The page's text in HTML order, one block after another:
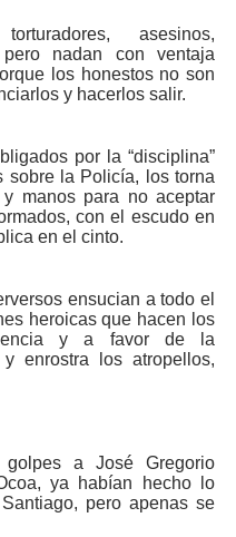
asesinos,
nadan con ventaja
los honestos no son
y hacerlos salir.
por la “disciplina”
sobre la Policía, los torna
manos para no aceptar
con el escudo en
en el cinto.
ensucian a todo el
heroicas que hacen los
y a favor de la
enrostra los atropellos,
a José Gregorio
ya habían hecho lo
pero apenas se